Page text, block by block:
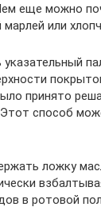
еще можно
или
принято
способ
ложку
в ротовой